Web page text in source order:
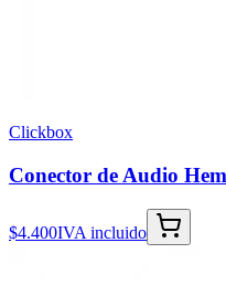
Clickbox
Conector de Audio
$4.400IVA incluido